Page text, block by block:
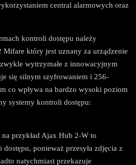
central alarmowych oraz
kontroli dostępu należy
który jest uznany za urządzenie
wytrzymałe z innowacyjnym
się silnym szyfrowaniem i 256-
co wpływa na bardzo wysoki poziom
systemy kontroli dostępu:
przykład Ajax Hub 2-W to
ponieważ przesyła zdjęcia z
natychmiast przekazuje